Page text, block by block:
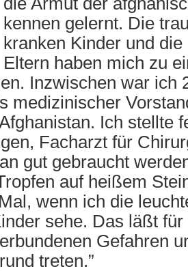
kennen gelernt. Die
kranken Kinder und
Eltern haben mich zu
Inzwischen war ich
medizinischer
Ich stellte
Facharzt für
gut gebraucht
auf heißem
wenn ich die
sehe. Das läßt
Gefahren
treten.”